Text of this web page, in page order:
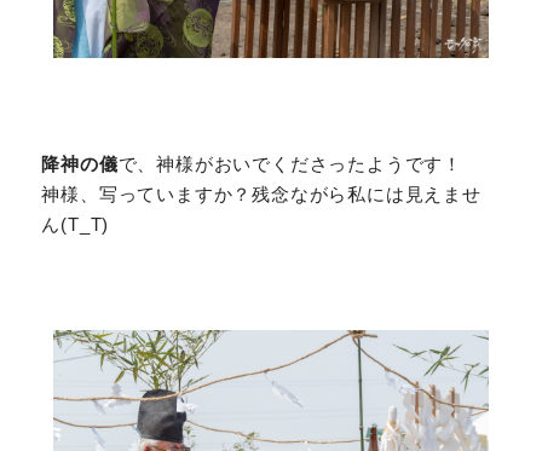
降神の儀で、神様がおいでくださったようです！
神様、写っていますか？残念ながら私には見えませ
ん(T_T)